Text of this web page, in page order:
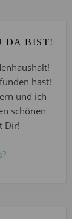
DA BIST!
hast!
und ich
schönen
Dir!